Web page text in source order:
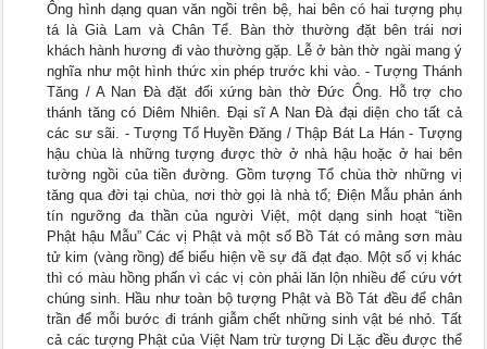
Ông hình dạng quan văn ngồi trên bệ, hai bên có hai tượng phụ
tá là Già Lam và Chân Tể. Bàn thờ thường đặt bên trái nơi
khách hành hương đi vào thường gặp. Lễ ở bàn thờ ngài mang ý
nghĩa như một hình thức xin phép trước khi vào. - Tượng Thánh
Tăng / A Nan Đà đặt đối xứng bàn thờ Đức Ông. Hỗ trợ cho
thánh tăng có Diêm Nhiên. Đại sĩ A Nan Đà đại diện cho tất cả
các sư sãi. - Tượng Tổ Huyền Đăng / Thập Bát La Hán - Tượng
hậu chùa là những tượng được thờ ở nhà hậu hoặc ở hai bên
tường ngồi của tiền đường. Gồm tượng Tổ chùa thờ những vị
tăng qua đời tại chùa, nơi thờ gọi là nhà tổ; Điện Mẫu phản ánh
tín ngưỡng đa thần của người Việt, một dạng sinh hoạt “tiền
Phật hậu Mẫu” Các vị Phật và một số Bồ Tát có mảng sơn màu
tử kim (vàng rồng) để biểu hiện về sự đã đạt đạo. Một số vị khác
thì có màu hồng phấn vì các vị còn phải lăn lộn nhiều để cứu vớt
chúng sinh. Hầu như toàn bộ tượng Phật và Bồ Tát đều để chân
trần để mỗi bước đi tránh giẫm chết những sinh vật bé nhỏ. Tất
cả các tượng Phật của Việt Nam trừ tượng Di Lặc đều được thể